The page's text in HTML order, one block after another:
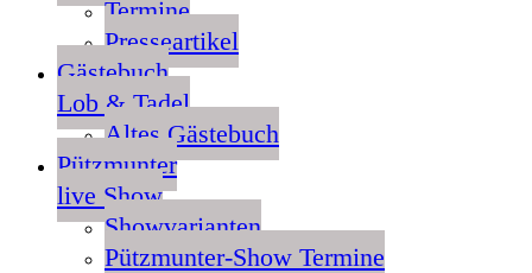
Termine
Presseartikel
Gästebuch
Lob & Tadel
Altes Gästebuch
Pützmunter
live Show
Showvarianten
Pützmunter-Show Termine